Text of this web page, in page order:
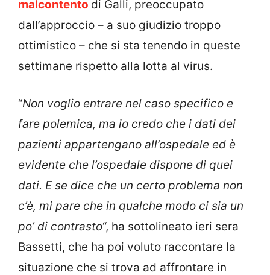
malcontento di Galli, preoccupato
dall’approccio – a suo giudizio troppo
ottimistico – che si sta tenendo in queste
settimane rispetto alla lotta al virus.
“Non voglio entrare nel caso specifico e
fare polemica, ma io credo che i dati dei
pazienti appartengano all’ospedale ed è
evidente che l’ospedale dispone di quei
dati. E se dice che un certo problema non
c’è, mi pare che in qualche modo ci sia un
po’ di contrasto“, ha sottolineato ieri sera
Bassetti, che ha poi voluto raccontare la
situazione che si trova ad affrontare in